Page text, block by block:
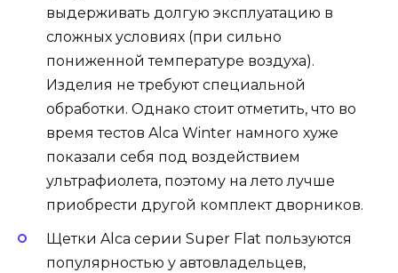
выдерживать долгую эксплуатацию в
сложных условиях (при сильно
пониженной температуре воздуха).
Изделия не требуют специальной
обработки. Однако стоит отметить, что во
время тестов Alca Winter намного хуже
показали себя под воздействием
ультрафиолета, поэтому на лето лучше
приобрести другой комплект дворников.
Щетки Alca серии Super Flat пользуются
популярностью у автовладельцев,